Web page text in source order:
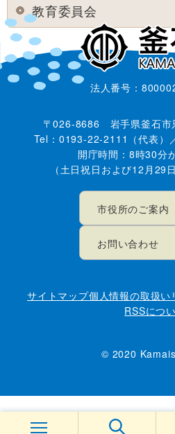
教育委員会
法人番号：
〒026-8686 岩手県釜石市
Tel：0193-22-2111（代表）
開庁時間：8時30分
（土日祝日および12月29
市役所のご案内
お問い合わせ
サイトマップ個人情報の取扱い
RSSにつ
© 2020